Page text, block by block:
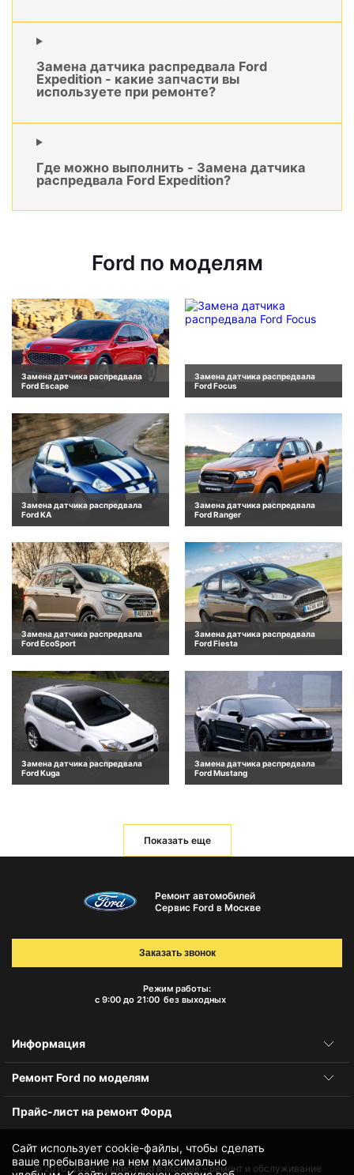
Замена датчика распредвала Ford
Expedition - какие запчасти вы
используете при ремонте?
Где можно выполнить - Замена датчика
распредвала Ford Expedition?
Ford по моделям
Замена датчика распредвала
Ford Escape
Замена датчика распредвала
Ford Focus
Замена датчика распредвала
Ford KA
Замена датчика распредвала
Ford Ranger
Замена датчика распредвала
Ford EcoSport
Замена датчика распредвала
Ford Fiesta
Замена датчика распредвала
Ford Kuga
Замена датчика распредвала
Ford Mustang
Показать еще
Сайт использует cookie-файлы, чтобы сделать
ваше пребывание на нем максимально
Ремонт автомобилей
Сервис Ford в Москве
Режим работы:
с 9:00 до 21:00 без выходных
Заказать звонок
Информация
Ремонт Ford по моделям
Прайс-лист на ремонт Форд
© 2010-2026Сервис Ford в Москве – ремонт и обслуживание